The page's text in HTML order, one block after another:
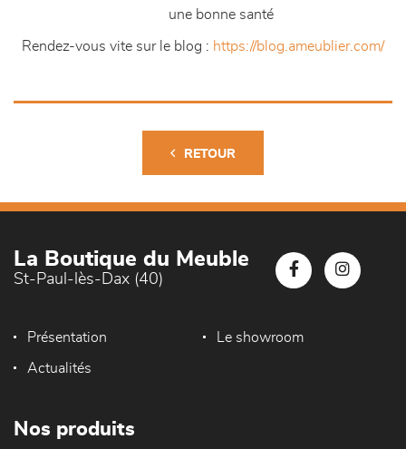
une bonne santé
Rendez-vous vite sur le blog : https://blog.ameublier.com/
RETOUR
La Boutique du Meuble
St-Paul-lès-Dax (40)
Présentation Le showroom
Actualités
Nos produits